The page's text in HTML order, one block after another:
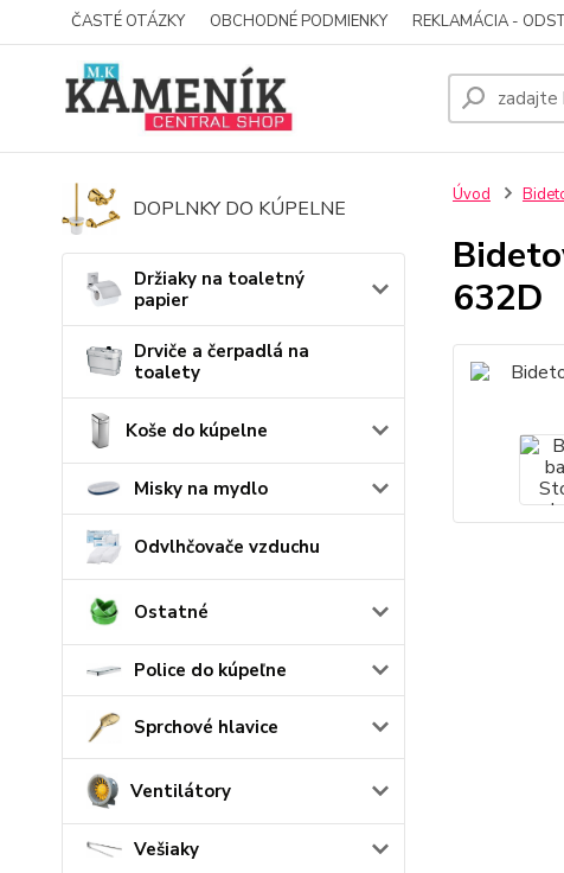
ČASTÉ OTÁZKY OBCHODNÉ PODMIENKY REKLAMÁCIA -
DOPLNKY DO KÚPELNE
Držiaky na toaletný
papier
Drviče a čerpadlá na
toalety
Koše do kúpelne
Misky na mydlo
Odvlhčovače vzduchu
Ostatné
Police do kúpeľne
Sprchové hlavice
Ventilátory
Vešiaky
Úvod
632D